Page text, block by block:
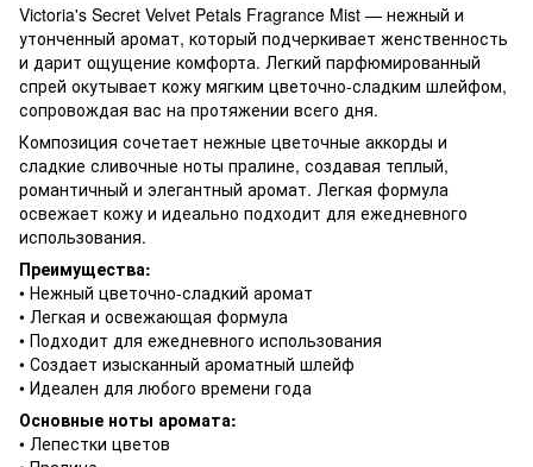
Victoria's Secret Velvet Petals Fragrance Mist — нежный и
утонченный аромат, который подчеркивает женственность
и дарит ощущение комфорта. Легкий парфюмированный
спрей окутывает кожу мягким цветочно-сладким шлейфом,
сопровождая вас на протяжении всего дня.
Композиция сочетает нежные цветочные аккорды и
сладкие сливочные ноты пралине, создавая теплый,
романтичный и элегантный аромат. Легкая формула
освежает кожу и идеально подходит для ежедневного
использования.
Преимущества:
• Нежный цветочно-сладкий аромат
• Легкая и освежающая формула
• Подходит для ежедневного использования
• Создает изысканный ароматный шлейф
• Идеален для любого времени года
Основные ноты аромата:
• Лепестки цветов